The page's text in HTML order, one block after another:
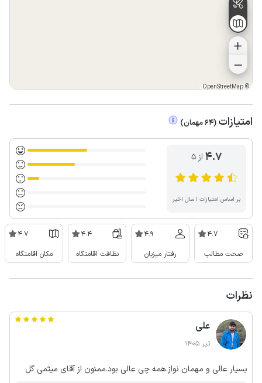
©
OpenStreetMap
امتیازات (
64مهمان)
4.7 از ۵
بر اساس امتیازات ۱ سال اخیر
4.7
صحت مطالب
4.9
رفتار میزبان
4.4
نظافت اقامتگاه
4.7
مکان اقامتگاه
نظرات
علی
تیر 1405
بسیار عالی و مهمان نواز.همه چی عالی بود.ممنون از آقای میثمی گل